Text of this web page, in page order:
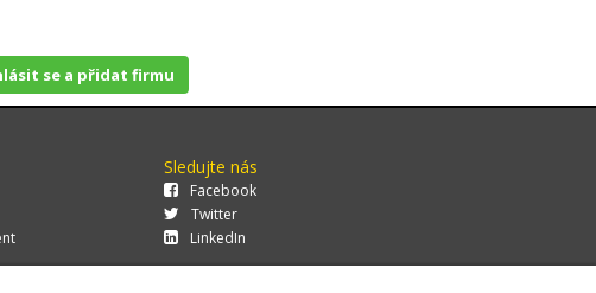
se a přidat firmu
Sledujte nás
Facebook
Twitter
LinkedIn